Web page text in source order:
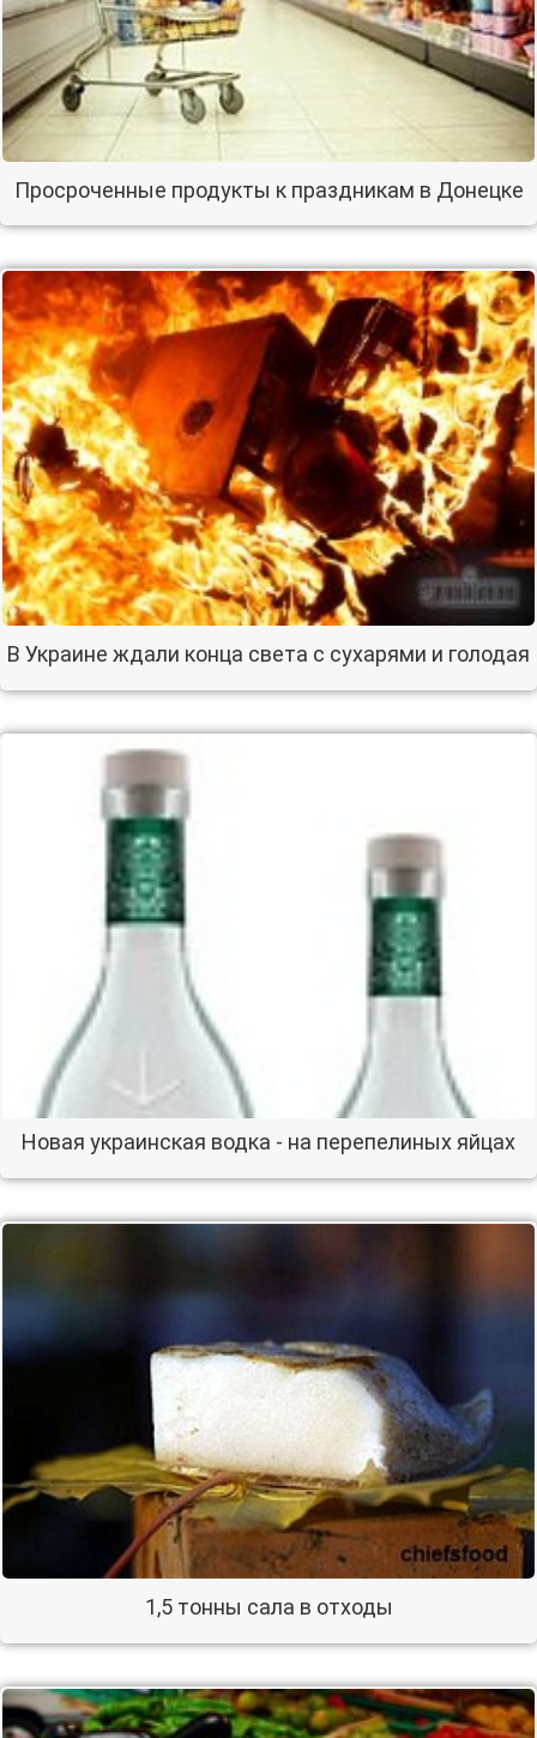
Просроченные продукты к праздникам в Донецке
В Украине ждали конца света с сухарями и голодая
Новая украинская водка - на перепелиных яйцах
1,5 тонны сала в отходы